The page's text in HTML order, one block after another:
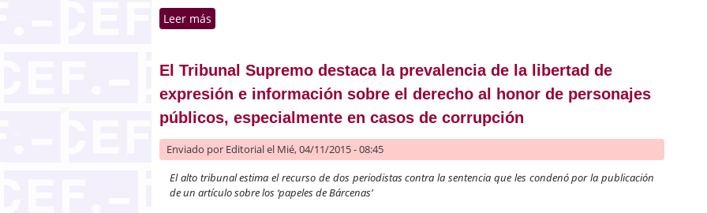
Leer más
El Tribunal Supremo destaca la prevalencia de la libertad de
expresión e información sobre el derecho al honor de personajes
públicos, especialmente en casos de corrupción
Enviado por Editorialel Mié, 04/11/2015 - 08:45
El alto tribunal estima el recurso de dos periodistas contra la sentencia que les condenó por la publicación
de un artículo sobre los ‘papeles de Bárcenas’